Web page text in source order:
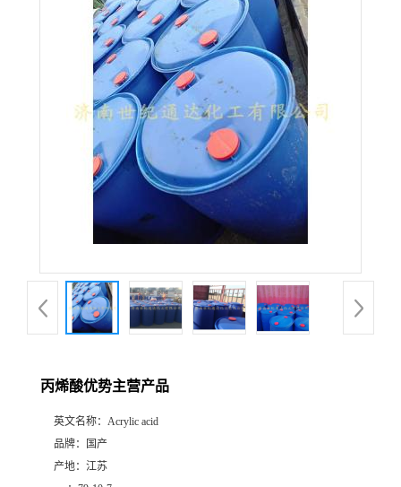
丙烯酸优势主营产品
英文名称： Acrylic acid
品牌：
国产
产地： 江苏